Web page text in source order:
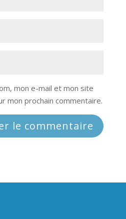
mon e-mail et mon site
mon prochain commentaire.